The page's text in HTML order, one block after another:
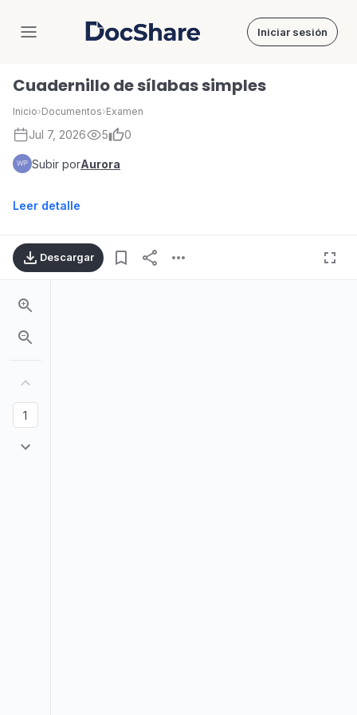
DocShare Iniciar sesión
Cuadernillo de sílabas simples
Inicio›Documentos›Examen
Jul 7, 2026 5 0
Subir porAurora
Leer detalle
Descargar